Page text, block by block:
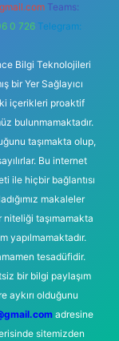
Teams:
0 726 Telegram:
Bilgi Teknolojileri
bir Yer Sağlayıcı
içerikleri proaktif
bulunmamaktadır.
taşımakta olup,
Bu internet
ile hiçbir bağlantısı
makaleler
niteliği taşımamakta
yapılmamaktadır.
tesadüfidir.
bir bilgi paylaşım
aykırı olduğunu
adresine
sitemizden